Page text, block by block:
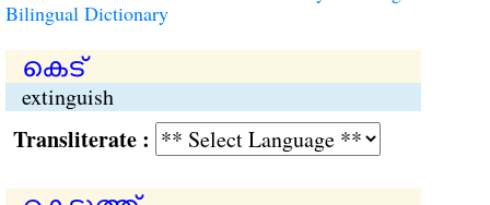
Bilingual Dictionary
കെട്
extinguish
: